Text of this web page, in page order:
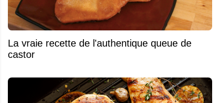
La vraie recette de l'authentique queue de
castor